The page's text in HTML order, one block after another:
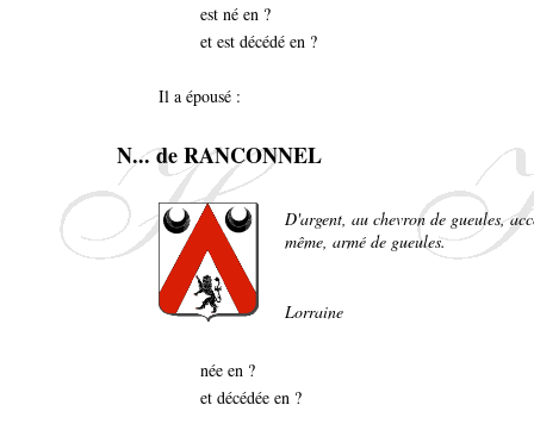
est né en ?
et est décédé en ?
Il a épousé :
N... de RANCONNEL
D'argent, au chevron de gueules,
même, armé de gueules.
Lorraine
née en ?
et décédée en ?